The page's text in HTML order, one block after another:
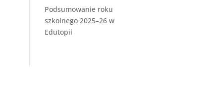
Podsumowanie roku
szkolnego 2025–26 w
Edutopii